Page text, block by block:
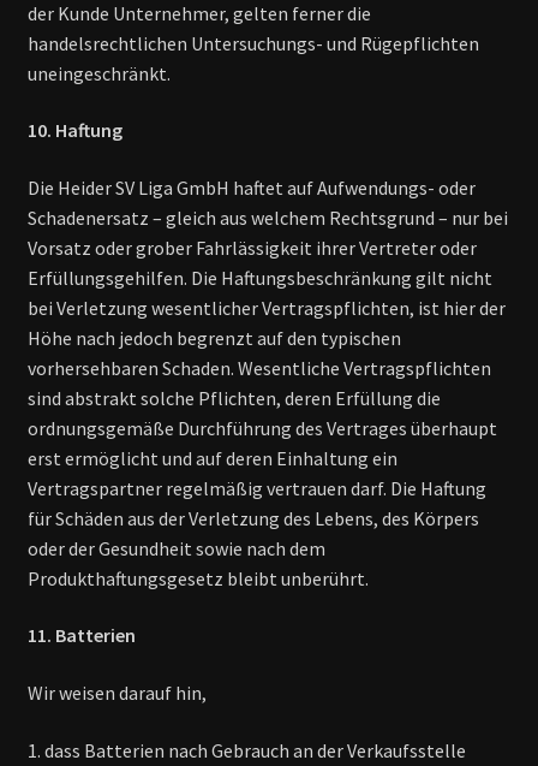
der Kunde Unternehmer, gelten ferner die
handelsrechtlichen Untersuchungs- und Rügepflichten
uneingeschränkt.
10. Haftung
Die Heider SV Liga GmbH haftet auf Aufwendungs- oder
Schadenersatz – gleich aus welchem Rechtsgrund – nur bei
Vorsatz oder grober Fahrlässigkeit ihrer Vertreter oder
Erfüllungsgehilfen. Die Haftungsbeschränkung gilt nicht
bei Verletzung wesentlicher Vertragspflichten, ist hier der
Höhe nach jedoch begrenzt auf den typischen
vorhersehbaren Schaden. Wesentliche Vertragspflichten
sind abstrakt solche Pflichten, deren Erfüllung die
ordnungsgemäße Durchführung des Vertrages überhaupt
erst ermöglicht und auf deren Einhaltung ein
Vertragspartner regelmäßig vertrauen darf. Die Haftung
für Schäden aus der Verletzung des Lebens, des Körpers
oder der Gesundheit sowie nach dem
Produkthaftungsgesetz bleibt unberührt.
11. Batterien
Wir weisen darauf hin,
1. dass Batterien nach Gebrauch an der Verkaufsstelle